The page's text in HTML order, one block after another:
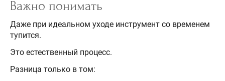
Важно понимать
Даже при идеальном уходе инструмент со временем
тупится.
Это естественный процесс.
Разница только в том: